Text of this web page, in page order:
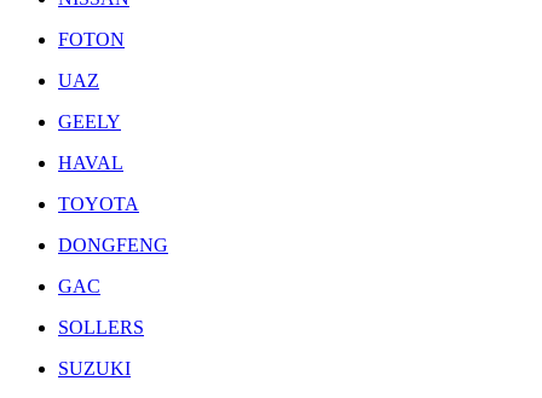
FOTON
UAZ
GEELY
HAVAL
TOYOTA
DONGFENG
GAC
SOLLERS
SUZUKI